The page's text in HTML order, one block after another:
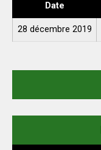
Date
28 décembre 2019